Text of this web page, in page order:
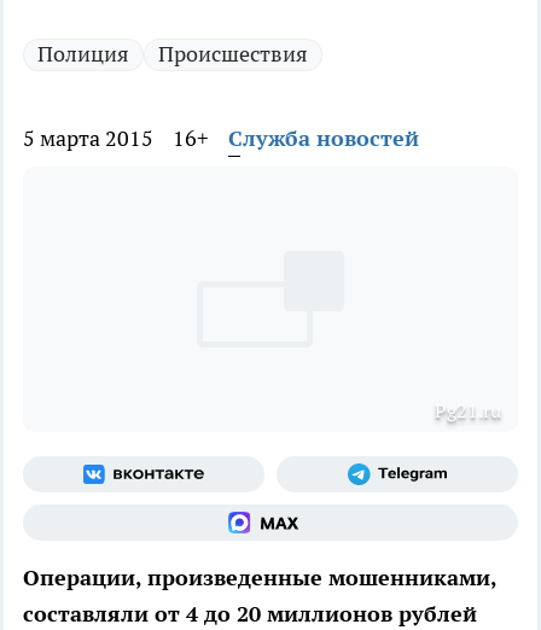
Полиция Происшествия
5 марта 2015 16+ Служба новостей
Pg21.ru
Операции, произведенные мошенниками,
составляли от 4 до 20 миллионов рублей